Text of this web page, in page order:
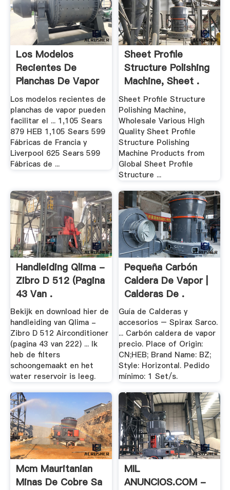
Los Modelos
Recientes De
Planchas De Vapor
Pueden ...
Los modelos recientes de
planchas de vapor pueden
facilitar el ... 1,105 Sears
879 HEB 1,105 Sears 599
Fábricas de Francia y
Liverpool 625 Sears 599
Fábricas de ...
Sheet Profile
Structure Polishing
Machine, Sheet .
Sheet Profile Structure
Polishing Machine,
Wholesale Various High
Quality Sheet Profile
Structure Polishing
Machine Products from
Global Sheet Profile
Structure ...
Handleiding Qlima -
Zibro D 512 (pagina
43 Van .
Bekijk en download hier de
handleiding van Qlima -
Zibro D 512 Airconditioner
(pagina 43 van 222) ... Ik
heb de filters
schoongemaakt en het
water reservoir is leeg.
Pequeña Carbón
Caldera De Vapor |
Calderas De .
Guía de Calderas y
accesorios – Spirax Sarco.
... Carbón caldera de vapor
precio. Place of Origin:
CN;HEB; Brand Name: BZ;
Style: Horizontal. Pedido
mínimo: 1 Set/s.
Mcm Mauritanian
Minas De Cobre Sa
MIL
ANUNCIOS.COM -